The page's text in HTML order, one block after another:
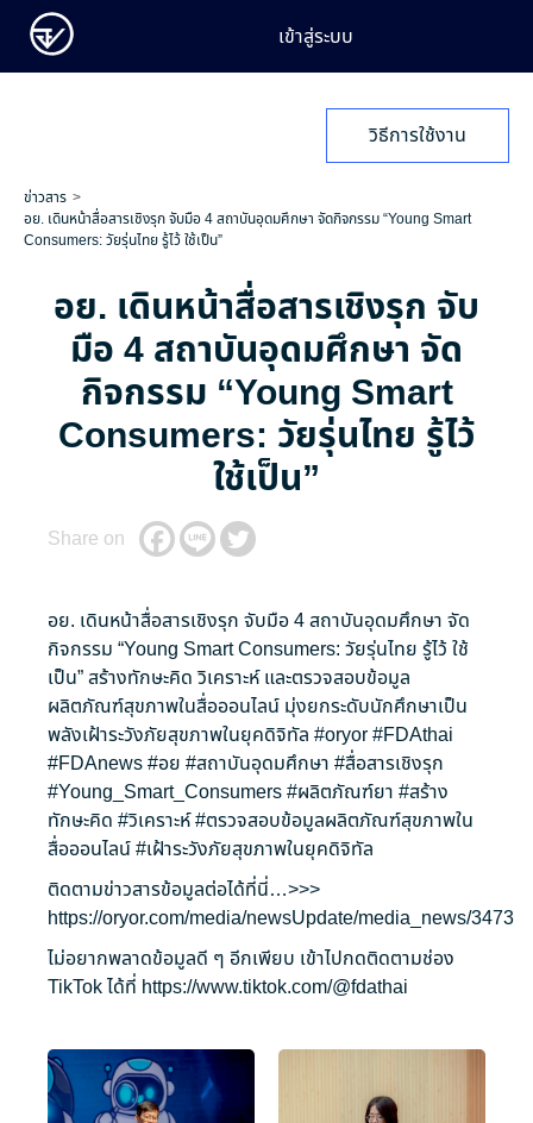
เข้าสู่ระบบ
วิธีการใช้งาน
ข่าวสาร
อย. เดินหน้าสื่อสารเชิงรุก จับมือ 4 สถาบันอุดมศึกษา จัดกิจกรรม “Young Smart
Consumers: วัยรุ่นไทย รู้ไว้ ใช้เป็น”
อย. เดินหน้าสื่อสารเชิงรุก จับ
มือ 4 สถาบันอุดมศึกษา จัด
กิจกรรม “Young Smart
Consumers: วัยรุ่นไทย รู้ไว้
ใช้เป็น”
Share on
อย. เดินหน้าสื่อสารเชิงรุก จับมือ 4 สถาบันอุดมศึกษา จัด
กิจกรรม “Young Smart Consumers: วัยรุ่นไทย รู้ไว้ ใช้
เป็น” สร้างทักษะคิด วิเคราะห์ และตรวจสอบข้อมูล
ผลิตภัณฑ์สุขภาพในสื่อออนไลน์ มุ่งยกระดับนักศึกษาเป็น
พลังเฝ้าระวังภัยสุขภาพในยุคดิจิทัล #oryor#FDAthai
#FDAnews#อย #สถาบันอุดมศึกษา #สื่อสารเชิงรุก
#Young_Smart_Consumers#ผลิตภัณฑ์ยา #สร้าง
ทักษะคิด #วิเคราะห์#ตรวจสอบข้อมูลผลิตภัณฑ์สุขภาพใน
สื่อออนไลน์#เฝ้าระวังภัยสุขภาพในยุคดิจิทัล
ติดตามข่าวสารข้อมูลต่อได้ที่นี่…>>>
https://oryor.com/media/newsUpdate/media_news/3473
ไม่อยากพลาดข้อมูลดี ๆ อีกเพียบ เข้าไปกดติดตามช่อง
TikTok ได้ที่ https://www.tiktok.com/@fdathai